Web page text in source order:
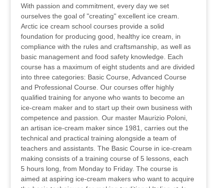
With passion and commitment, every day we set
ourselves the goal of "creating" excellent ice cream.
Arctic ice cream school courses provide a solid
foundation for producing good, healthy ice cream, in
compliance with the rules and craftsmanship, as well as
basic management and food safety knowledge. Each
course has a maximum of eight students and are divided
into three categories: Basic Course, Advanced Course
and Professional Course. Our courses offer highly
qualified training for anyone who wants to become an
ice-cream maker and to start up their own business with
competence and passion. Our master Maurizio Poloni,
an artisan ice-cream maker since 1981, carries out the
technical and practical training alongside a team of
teachers and assistants. The Basic Course in ice-cream
making consists of a training course of 5 lessons, each
5 hours long, from Monday to Friday. The course is
aimed at aspiring ice-cream makers who want to acquire